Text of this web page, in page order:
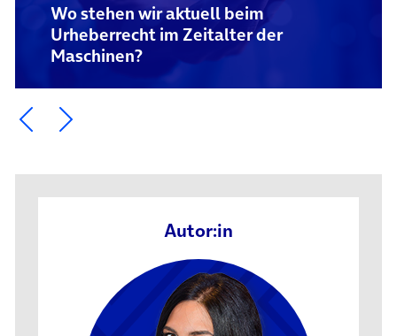
Wo stehen wir aktuell beim
Urheberrecht im Zeitalter der
Maschinen?
Ein Element zurück blättern
Ein Element weiter blättern
Autor:in